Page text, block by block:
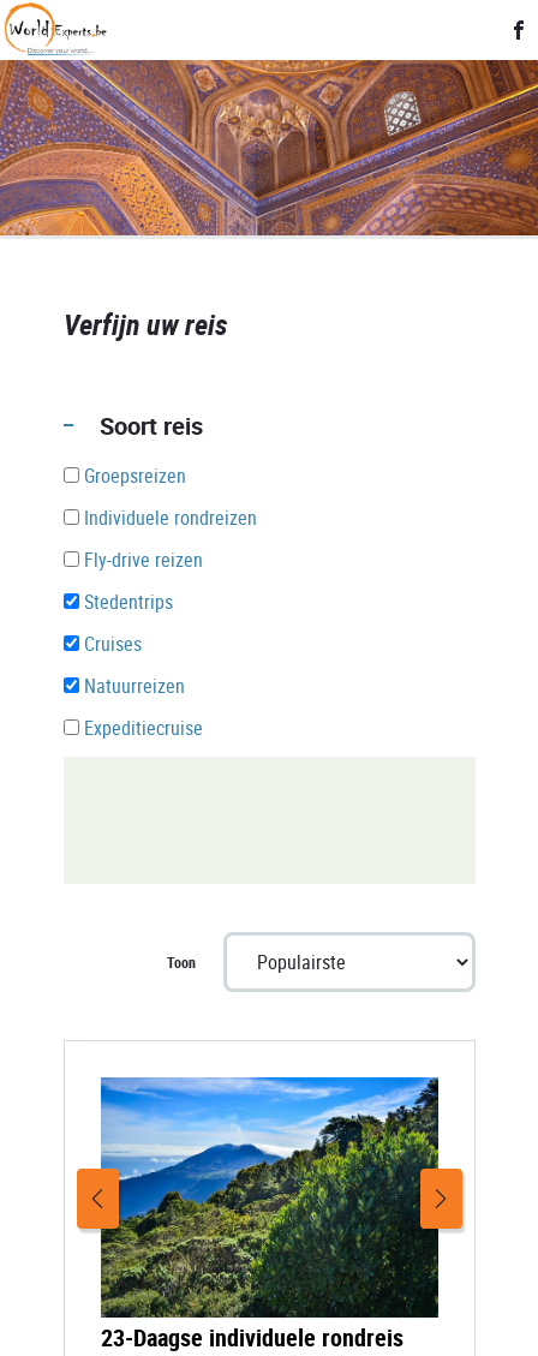
Verfijn uw reis
Soort reis
Groepsreizen
Individuele rondreizen
Fly-drive reizen
Stedentrips
Cruises
Natuurreizen
Expeditiecruise
Toon
23-Daagse individuele rondreis